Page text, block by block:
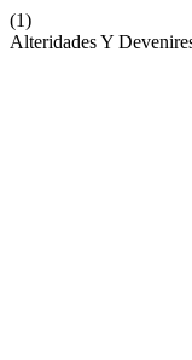
(1)
Alteridades Y